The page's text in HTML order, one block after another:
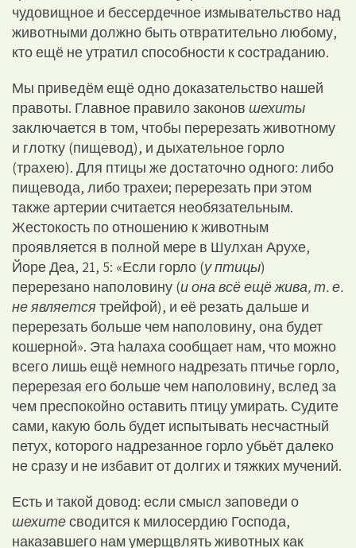
чудовищное и бессердечное измывательство над
животными должно быть отвратительно любому,
кто ещё не утратил способности к состраданию.
Мы приведём ещё одно доказательство нашей
правоты. Главное правило законов шехиты
заключается в том, чтобы перерезать животному
и глотку (пищевод), и дыхательное горло
(трахею). Для птицы же достаточно одного: либо
пищевода, либо трахеи; перерезать при этом
также артерии считается необязательным.
Жестокость по отношению к животным
проявляется в полной мере в Шулхан Арухе,
Йоре Деа, 21, 5: «Если горло (у птицы)
перерезано наполовину (и она всё ещё жива, т. е.
не являетсятрейфой), и её резать дальше и
перерезать больше чем наполовину, она будет
кошерной». Эта hалаха сообщает нам, что можно
всего лишь ещё немного надрезать птичье горло,
перерезая его больше чем наполовину, вслед за
чем преспокойно оставить птицу умирать. Судите
сами, какую боль будет испытывать несчастный
петух, которого надрезанное горло убьёт далеко
не сразу и не избавит от долгих и тяжких мучений.
Есть и такой довод: если смысл заповеди о
шехитесводится к милосердию Господа,
наказавшего нам умерщвлять животных как